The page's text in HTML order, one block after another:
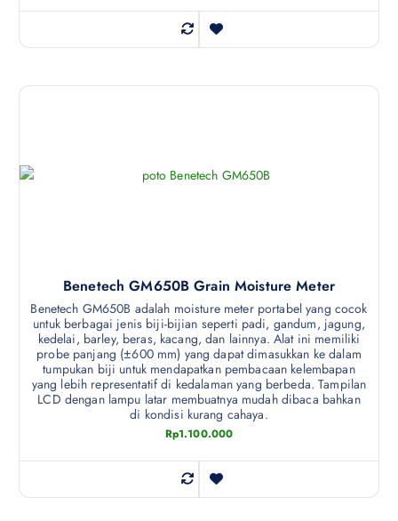
Benetech GM650B Grain Moisture Meter
Benetech GM650B adalah moisture meter portabel yang cocok
untuk berbagai jenis biji-bijian seperti padi, gandum, jagung,
kedelai, barley, beras, kacang, dan lainnya. Alat ini memiliki
probe panjang (±600 mm) yang dapat dimasukkan ke dalam
tumpukan biji untuk mendapatkan pembacaan kelembapan
yang lebih representatif di kedalaman yang berbeda. Tampilan
LCD dengan lampu latar membuatnya mudah dibaca bahkan
di kondisi kurang cahaya.
Rp1.100.000